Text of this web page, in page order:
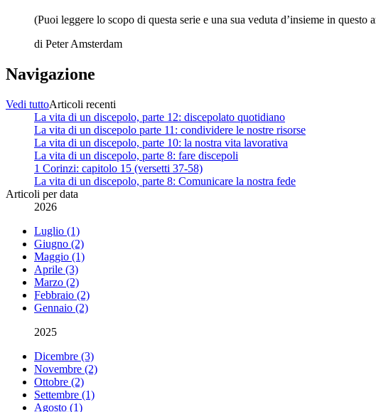
(Puoi leggere lo scopo di questa serie e una sua veduta d’insieme in
di Peter Amsterdam
Navigazione
Vedi tuttoArticoli recenti
La vita di un discepolo, parte 12: discepolato quotidiano
La vita di un discepolo parte 11: condividere le nostre risorse
La vita di un discepolo, parte 10: la nostra vita lavorativa
La vita di un discepolo, parte 8: fare discepoli
1 Corinzi: capitolo 15 (versetti 37-58)
La vita di un discepolo, parte 8: Comunicare la nostra fede
Articoli per data
2026
Luglio (1)
Giugno (2)
Maggio (1)
Aprile (3)
Marzo (2)
Febbraio (2)
Gennaio (2)
2025
Dicembre (3)
Novembre (2)
Ottobre (2)
Settembre (1)
Agosto (1)